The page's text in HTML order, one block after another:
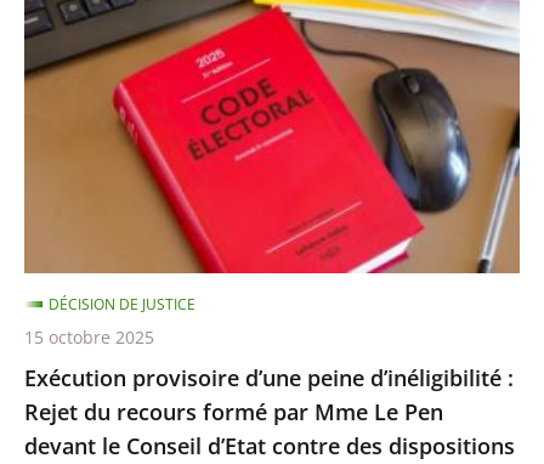
et
crises
sanitaires
provisoire
d’une
peine
d’inéligibilité
formé
par
Mme
Le
Pen
devant
Exécution provisoire d’une peine d’inéligibilité :
Rejet du recours formé par Mme Le Pen
devant le Conseil d’Etat contre des dispositions
DÉCISION DE JUSTICE
15 octobre 2025